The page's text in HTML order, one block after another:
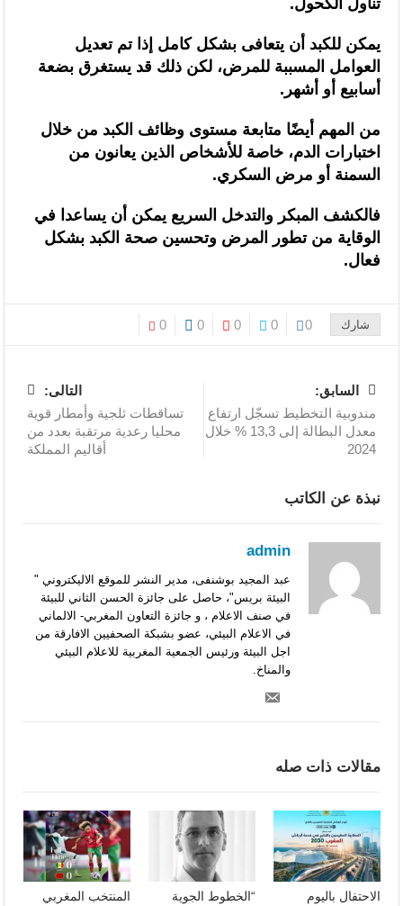
تناول الكحول.
يمكن للكبد أن يتعافى بشكل كامل إذا تم تعديل
العوامل المسببة للمرض، لكن ذلك قد يستغرق بضعة
أسابيع أو أشهر.
من المهم أيضًا متابعة مستوى وظائف الكبد من خلال
اختبارات الدم، خاصة للأشخاص الذين يعانون من
السمنة أو مرض السكري.
فالكشف المبكر والتدخل السريع يمكن أن يساعدا في
الوقاية من تطور المرض وتحسين صحة الكبد بشكل
فعال.
شارك 0
0
0
0
0
السابق:
مندوبية التخطيط تسجّل ارتفاع
معدل البطالة إلى 13,3 % خلال
2024
التالى:
تساقطات ثلجية وأمطار قوية
محليا رعدية مرتقبة بعدد من
أقاليم المملكة
نبذة عن الكاتب
admin
عبد المجيد بوشنفى، مدير النشر للموقع الاليكتروني "
البيئة بريس"، حاصل على جائزة الحسن الثاني للبيئة
في صنف الاعلام ، و جائزة التعاون المغربي- الالماني
في الاعلام البيئي، عضو بشبكة الصحفيين الافارقة من
اجل البيئة ورئيس الجمعية المغربية للاعلام البيئي
والمناخ.
مقالات ذات صله
الاحتفال باليوم “الخطوط الجوية المنتخب المغربي